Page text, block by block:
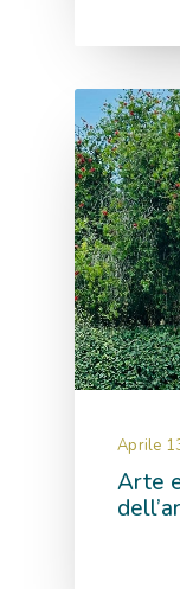
Agosto
Tags
1984
Acqua
Anticorpi
Apnee
Aprile
Arte